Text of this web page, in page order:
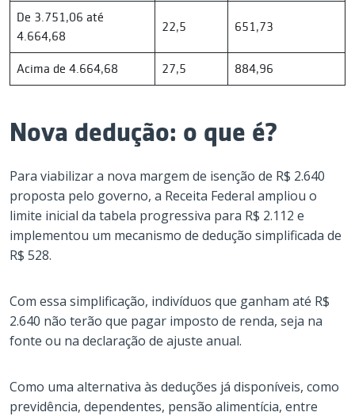
De 3.751,06 até
4.664,68
22,5 651,73
Acima de 4.664,68 27,5 884,96
Nova dedução: o que é?
Para viabilizar a nova margem de isenção de R$ 2.640
proposta pelo governo, a Receita Federal ampliou o
limite inicial da tabela progressiva para R$ 2.112 e
implementou um mecanismo de dedução simplificada de
R$ 528.
Com essa simplificação, indivíduos que ganham até R$
2.640 não terão que pagar imposto de renda, seja na
fonte ou na declaração de ajuste anual.
Como uma alternativa às deduções já disponíveis, como
previdência, dependentes, pensão alimentícia, entre